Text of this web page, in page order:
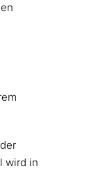
wird in